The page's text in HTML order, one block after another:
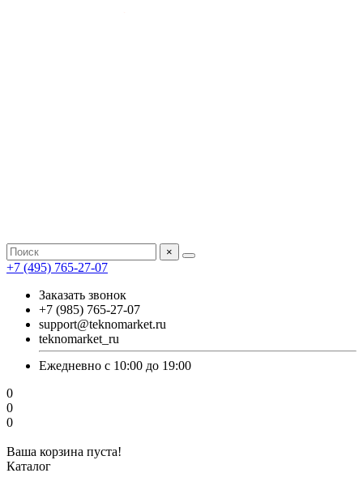
×
+7 (495) 765-27-07
Заказать звонок
+7 (985) 765-27-07
support@teknomarket.ru
teknomarket_ru
Ежедневно с 10:00 до 19:00
0
0
0
Ваша корзина пуста!
Каталог